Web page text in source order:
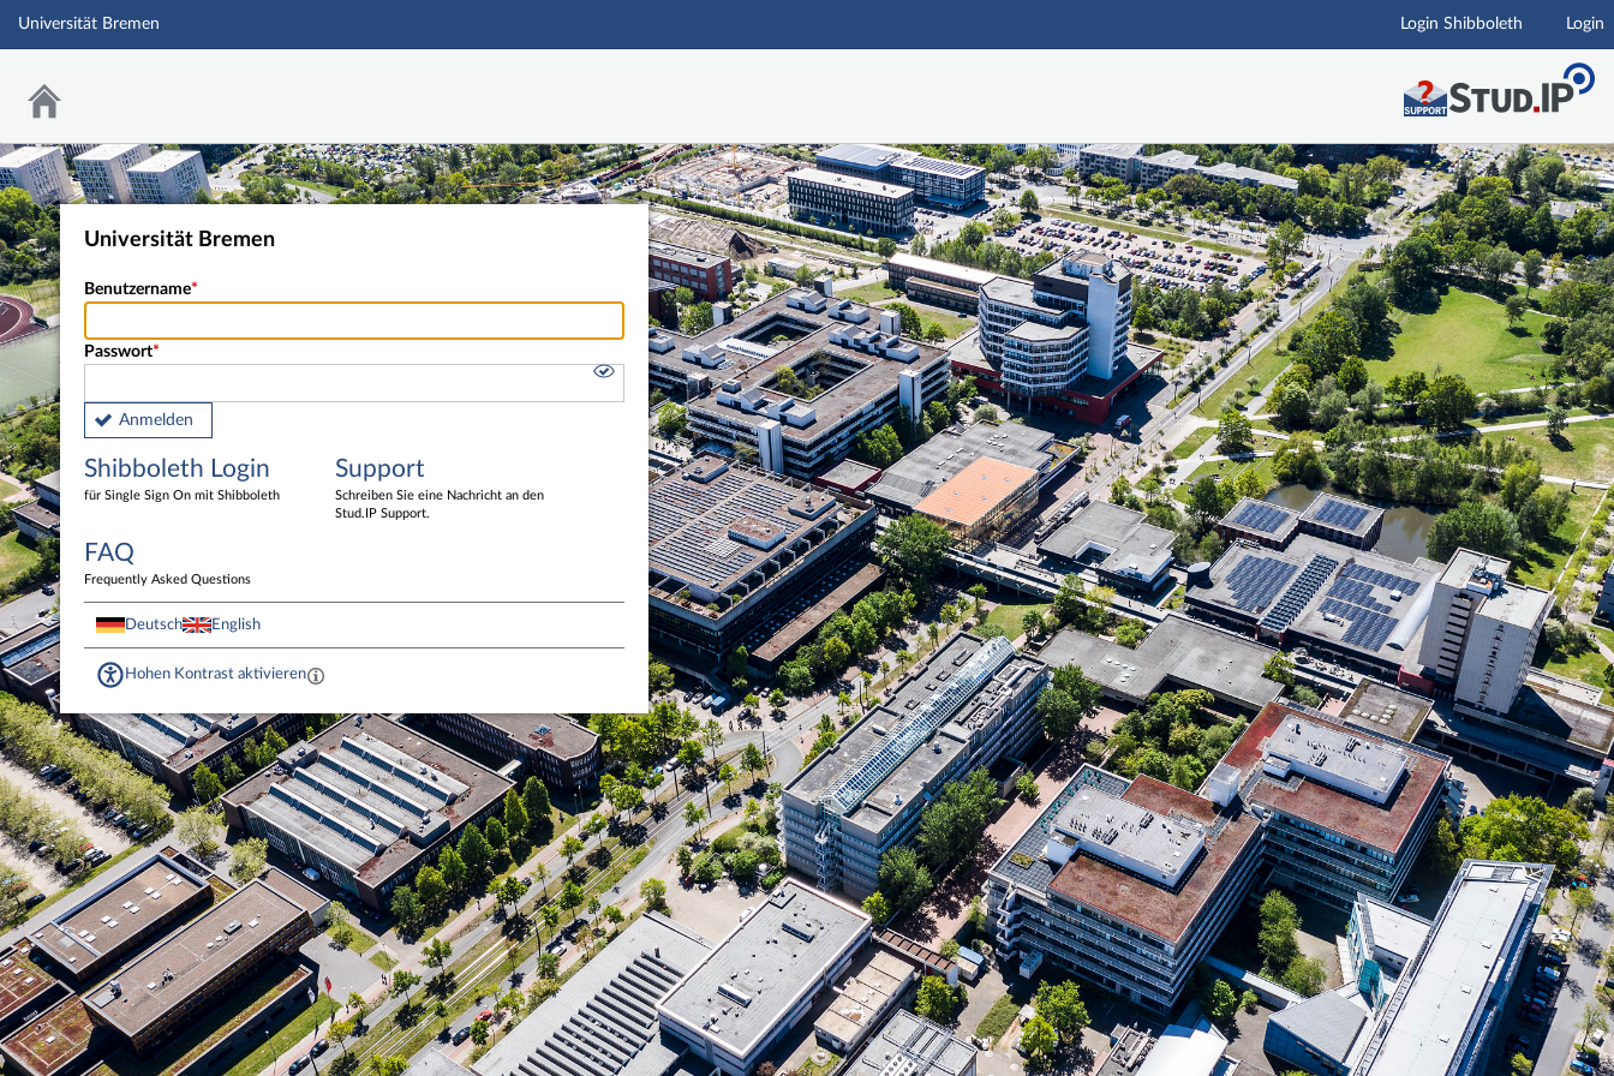
Hauptnavigation
Universität Bremen Login Shibboleth Login
Universität Bremen
Benutzername
Passwort
Anmelden
Shibboleth Login
für Single Sign On mit Shibboleth
Support
Schreiben Sie eine Nachricht an den
Stud.IP Support.
FAQ
Frequently Asked Questions
Deutsch English
Hohen Kontrast aktivieren